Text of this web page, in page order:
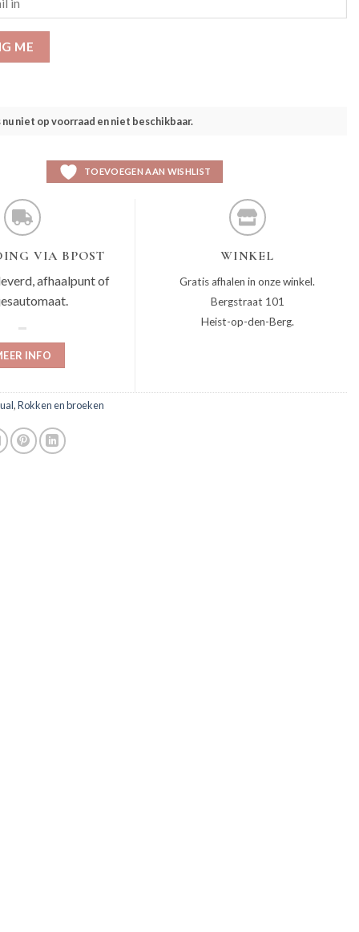
ME
niet op voorraad en niet beschikbaar.
TOEVOEGEN AAN WISHLIST
VIA BPOST
afhaalpunt of
INFO
WINKEL
Gratis afhalen in onze winkel.
Bergstraat 101
Heist-op-den-Berg.
,Rokken en broeken